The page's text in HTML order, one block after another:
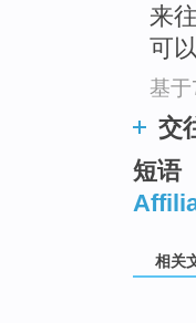
来
可
基
交
短语
相关